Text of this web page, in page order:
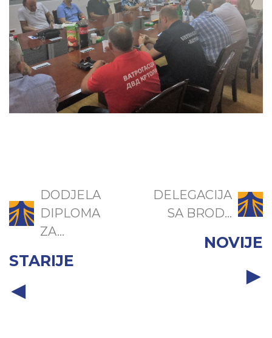
DODJELA
DIPLOMA
ZA...
STARIJE
DELEGACIJA
SA BROD...
NOVIJE